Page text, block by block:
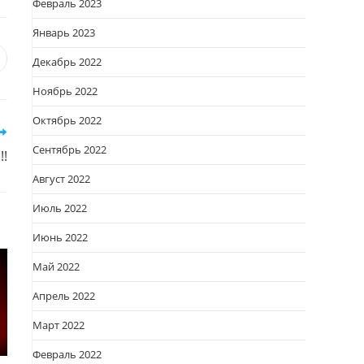
новом
Февраль 2023
Январь 2023
Декабрь 2022
Ноябрь 2022
Октябрь 2022
Сентябрь 2022
Август 2022
Июль 2022
Июнь 2022
Май 2022
Апрель 2022
Март 2022
Февраль 2022